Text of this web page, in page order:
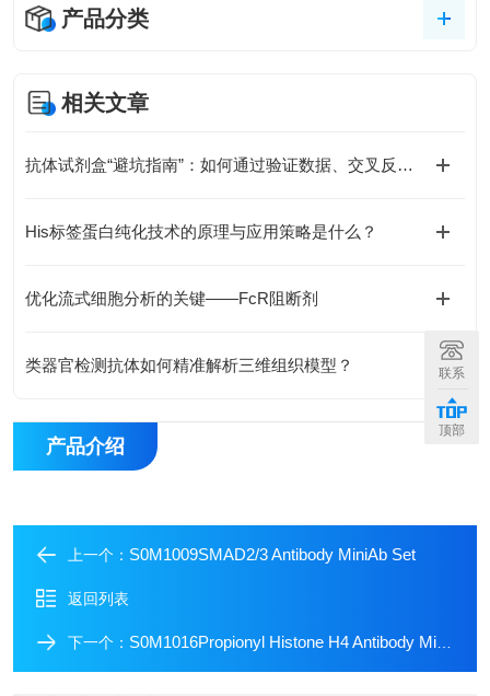
产品分类
相关文章
抗体试剂盒“避坑指南”：如何通过验证数据、交叉反应率、批次稳定性选对产品？
His标签蛋白纯化技术的原理与应用策略是什么？
优化流式细胞分析的关键——FcR阻断剂
类器官检测抗体如何精准解析三维组织模型？
产品介绍
上一个： S0M1009SMAD2/3 Antibody MiniAb Set
返回列表
下一个： S0M1016Propionyl Histone H4 Antibody MiniAb Set
联系
顶部